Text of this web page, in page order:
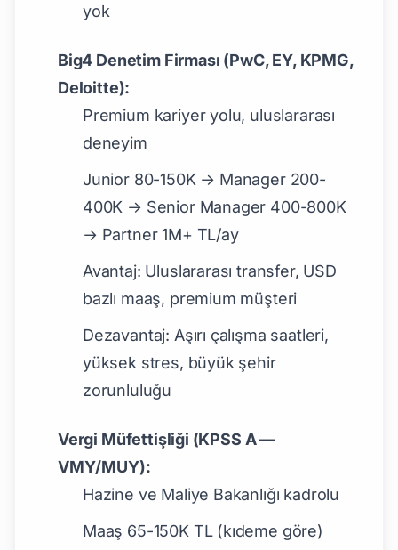
yok
Big4 Denetim Firması (PwC, EY, KPMG,
Deloitte):
Premium kariyer yolu, uluslararası
deneyim
Junior 80-150K → Manager 200-
400K → Senior Manager 400-800K
→ Partner 1M+ TL/ay
Avantaj: Uluslararası transfer, USD
bazlı maaş, premium müşteri
Dezavantaj: Aşırı çalışma saatleri,
yüksek stres, büyük şehir
zorunluluğu
Vergi Müfettişliği (KPSS A —
VMY/MUY):
Hazine ve Maliye Bakanlığı kadrolu
Maaş 65-150K TL (kıdeme göre)